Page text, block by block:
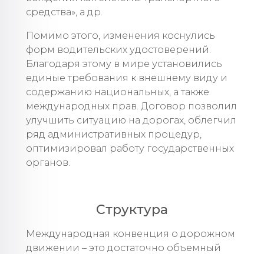
средства», а др.
Помимо этого, изменения коснулись
форм водительских удостоверений.
Благодаря этому в мире установились
единые требования к внешнему виду и
содержанию национальных, а также
международных прав. Договор позволил
улучшить ситуацию на дорогах, облегчил
ряд административных процедур,
оптимизировал работу государственных
органов.
Структура
Международная конвенция о дорожном
движении – это достаточно объемный